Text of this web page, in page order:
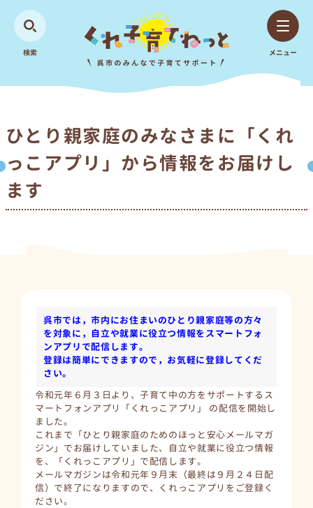
検索 メニュー
ひとり親家庭のみなさまに「くれ
っこアプリ」から情報をお届けし
ます
呉市では，市内にお住まいのひとり親家庭等の方々
を対象に，自立や就業に役立つ情報をスマートフォ
ンアプリで配信します。
登録は簡単にできますので，お気軽に登録してくだ
さい。
令和元年６月３日より、子育て中の方をサポートするス
マートフォンアプリ「くれっこアプリ」 の配信を開始し
ました。
これまで「ひとり親家庭のためのほっと安心メールマガ
ジン」でお届けしていました、自立や就業に役立つ情報
を、「くれっこアプリ」で配信します。
メールマガジンは令和元年９月末（最終は９月２４日配
信）で終了になりますので、くれっこアプリをご登録く
ださい。